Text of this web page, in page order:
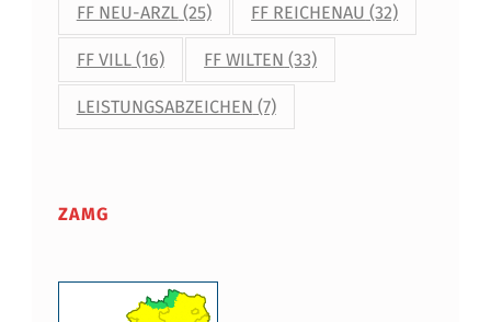
FF NEU-ARZL(25) FF REICHENAU (32)
FF VILL(16) FF WILTEN (33)
LEISTUNGSABZEICHEN (7)
ZAMG